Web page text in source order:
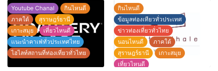
ไฮไลท์สถานที่ท่องเที่ยวทั่วไทย
Youtube Chanal
กินไหนดี
ภาคใต้
สุราษฎร์ธานี
เกาะสมุย
เที่ยวไหนดี
เเนะนำคาเฟ่ทั่วประเทศไทย
ไฮไลท์สถานที่ท่องเที่ยวทั่วไทย
กินไหนดี
ข้อมูลท่องเทียวทั่วประเทศ
ข่าวท่องเที่ยวทั่วไทย
นอนไหนดี
ภาคใต้
สุราษฎร์ธานี
เกาะสมุย
เที่ยวไหนดี